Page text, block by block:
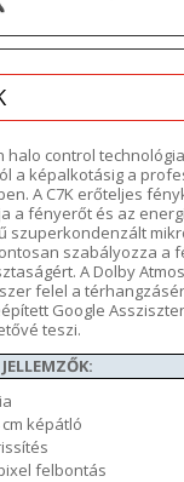
halo control
a képalkotásig a
A C7K erőteljes
a fényerőt és az
szuperkondenzált
szabályozza a
A DolbyAtmos
felel a
Google
teszi.
képátló
felbontás